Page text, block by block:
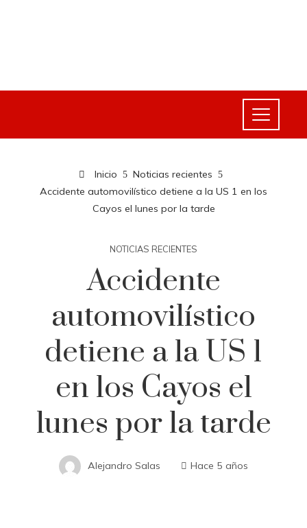
Inicio
Noticias recientes
Accidente automovilístico detiene a la US 1 en los
Cayos el lunes por la tarde
NOTICIAS RECIENTES
Accidente
automovilístico
detiene a la US 1
en los Cayos el
lunes por la tarde
Alejandro Salas Hace 5 años